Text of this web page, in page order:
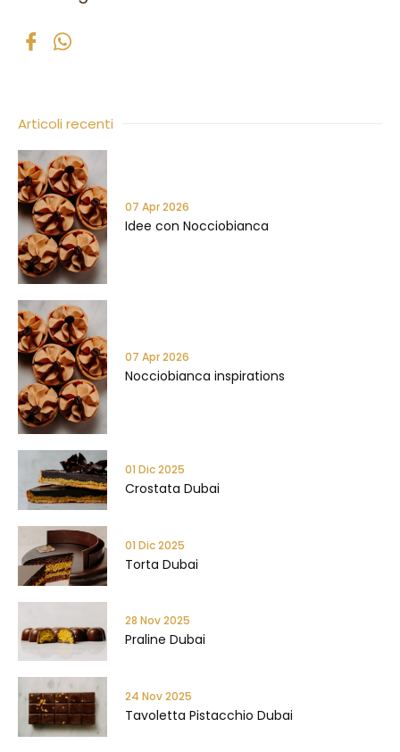
Articoli recenti
07 Apr 2026
Idee con Nocciobianca
07 Apr 2026
Nocciobianca inspirations
01 Dic 2025
Crostata Dubai
01 Dic 2025
Torta Dubai
28 Nov 2025
Praline Dubai
24 Nov 2025
Tavoletta Pistacchio Dubai